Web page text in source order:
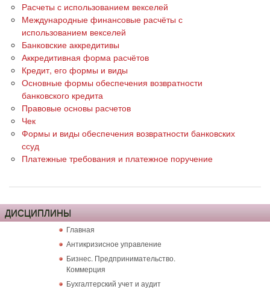
Расчеты с использованием векселей
Международные финансовые расчёты с
использованием векселей
Банковские аккредитивы
Аккредитивная форма расчётов
Кредит, его формы и виды
Основные формы обеспечения возвратности
банковского кредита
Правовые основы расчетов
Чек
Формы и виды обеспечения возвратности банковских
ссуд
Платежные требования и платежное поручение
ДИСЦИПЛИНЫ
Главная
Антикризисное управление
Бизнес. Предпринимательство.
Коммерция
Бухгалтерский учет и аудит